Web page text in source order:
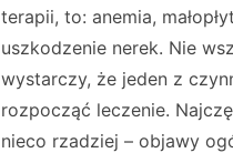
terapii, to: anemia,
uszkodzenie nerek. Nie
wystarczy, że jeden z
rozpocząć leczenie.
nieco rzadziej – objawy